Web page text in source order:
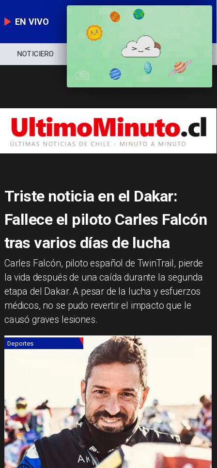
EN VIVO
NOTICIERO POLÍTICA
Triste noticia en el Dakar:
Fallece el piloto Carles Falcón
tras varios días de lucha
​Carles Falcón, piloto español de TwinTrail, pierde
la vida después de una caída durante la segunda
etapa del Dakar. A pesar de la lucha y esfuerzos
médicos, no se pudo revertir el impacto que le
causó graves lesiones.
Deportes